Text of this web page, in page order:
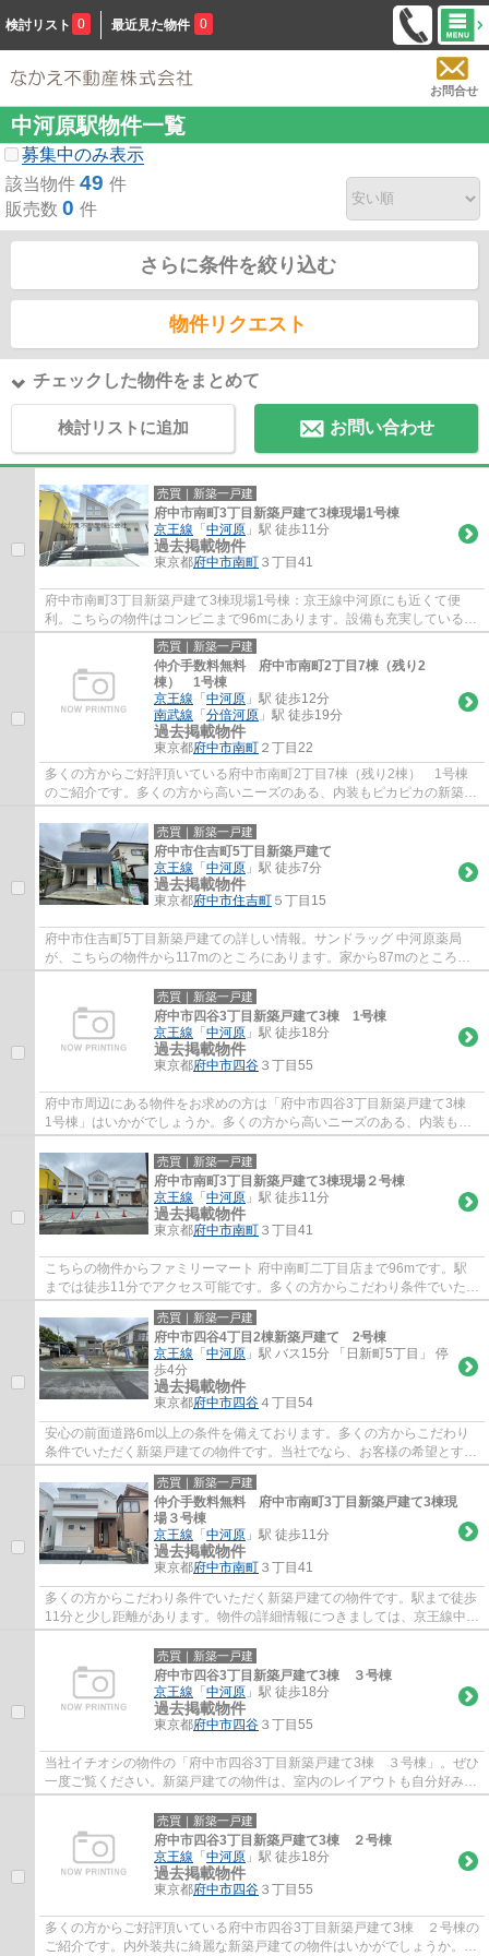
検討リスト 0 最近見た物件 0
お問合せ
中河原駅物件一覧
募集中のみ表示
該当物件 49 件
販売数 0 件
さらに条件を絞り込む
物件リクエスト
チェックした物件をまとめて
検討リストに追加 お問い合わせ
売買｜新築一戸建
府中市南町3丁目新築戸建て3棟現場1号棟
京王線 「 中河原 」駅 徒歩11分
過去掲載物件
東京都府中市南町 ３丁目41
府中市南町3丁目新築戸建て3棟現場1号棟：京王線中河原にも近くて便
利。こちらの物件はコンビニまで96mにあります。設備も充実している新
築戸建ての物件はいかがでしょうか。徒歩11分...
売買｜新築一戸建
仲介手数料無料 府中市南町2丁目7棟（残り2
棟） 1号棟
京王線 「 中河原 」駅 徒歩12分
南武線 「 分倍河原 」駅 徒歩19分
過去掲載物件
東京都府中市南町 ２丁目22
多くの方からご好評頂いている府中市南町2丁目7棟（残り2棟） 1号棟
のご紹介です。多くの方から高いニーズのある、内装もピカピカの新築戸
建ての物件です。快適な室内環境のある、令...
売買｜新築一戸建
府中市住吉町5丁目新築戸建て
京王線 「 中河原 」駅 徒歩7分
過去掲載物件
東京都府中市住吉町 ５丁目15
府中市住吉町5丁目新築戸建ての詳しい情報。サンドラッグ 中河原薬局
が、こちらの物件から117mのところにあります。家から87mのところに
は府中恵仁会病院があります。外観が魅力的な、...
売買｜新築一戸建
府中市四谷3丁目新築戸建て3棟 1号棟
京王線 「 中河原 」駅 徒歩18分
過去掲載物件
東京都府中市四谷 ３丁目55
府中市周辺にある物件をお求めの方は「府中市四谷3丁目新築戸建て3棟
1号棟」はいかがでしょうか。多くの方から高いニーズのある、内装もピ
カピカの新築戸建ての物件です。府中市より...
売買｜新築一戸建
府中市南町3丁目新築戸建て3棟現場２号棟
京王線 「 中河原 」駅 徒歩11分
過去掲載物件
東京都府中市南町 ３丁目41
こちらの物件からファミリーマート 府中南町二丁目店まで96mです。駅
までは徒歩11分でアクセス可能です。多くの方からこだわり条件でいただ
く新築戸建ての物件です。京王線中河原周辺...
売買｜新築一戸建
府中市四谷4丁目2棟新築戸建て 2号棟
京王線 「 中河原 」駅 バス15分 「日新町5丁目」 停
歩4分
過去掲載物件
東京都府中市四谷 ４丁目54
安心の前面道路6m以上の条件を備えております。多くの方からこだわり
条件でいただく新築戸建ての物件です。当社でなら、お客様の希望とする
物件を見つけることができます。希望条件と...
売買｜新築一戸建
仲介手数料無料 府中市南町3丁目新築戸建て3棟現
場３号棟
京王線 「 中河原 」駅 徒歩11分
過去掲載物件
東京都府中市南町 ３丁目41
多くの方からこだわり条件でいただく新築戸建ての物件です。駅まで徒歩
11分と少し距離があります。物件の詳細情報につきましては、京王線中河
原周辺の不動産情報を豊富に扱う当社にご...
売買｜新築一戸建
府中市四谷3丁目新築戸建て3棟 ３号棟
京王線 「 中河原 」駅 徒歩18分
過去掲載物件
東京都府中市四谷 ３丁目55
当社イチオシの物件の「府中市四谷3丁目新築戸建て3棟 ３号棟」。ぜひ
一度ご覧ください。新築戸建ての物件は、室内のレイアウトも自分好みに
変更可能です。日当たりを重視している方...
売買｜新築一戸建
府中市四谷3丁目新築戸建て3棟 ２号棟
京王線 「 中河原 」駅 徒歩18分
過去掲載物件
東京都府中市四谷 ３丁目55
多くの方からご好評頂いている府中市四谷3丁目新築戸建て3棟 ２号棟の
ご紹介です。内外装共に綺麗な新築戸建ての物件はいかがでしょうか。府